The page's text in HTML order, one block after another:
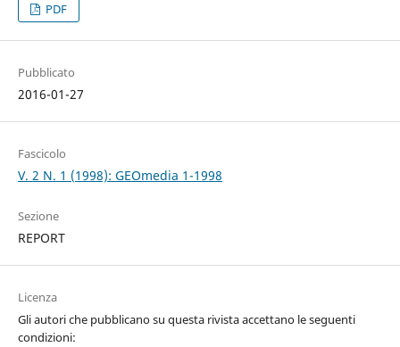
PDF
Pubblicato
2016-01-27
Fascicolo
V. 2 N. 1 (1998): GEOmedia 1-1998
Sezione
REPORT
Licenza
Gli autori che pubblicano su questa rivista accettano le seguenti
condizioni: